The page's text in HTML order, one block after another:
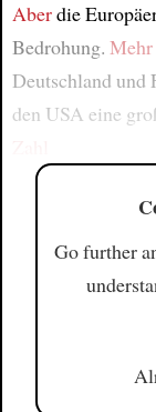
Aberdie
Bedrohung.
Deutschland und
den USA eine
Go further